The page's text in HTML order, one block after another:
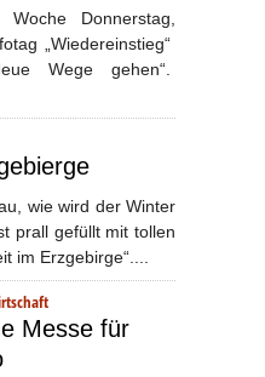
Woche Donnerstag,
„Wiedereinstieg“
Wege gehen“.
wie wird der Winter
prall gefüllt mit tollen
im Erzgebirge“....
Messe für